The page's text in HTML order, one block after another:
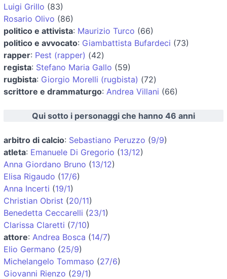
Luigi Grillo (83)
Rosario Olivo (86)
politico e attivista: Maurizio Turco (66)
politico e avvocato: Giambattista Bufardeci (73)
rapper: Pest (rapper) (42)
regista: Stefano Maria Gallo (59)
rugbista: Giorgio Morelli (rugbista) (72)
scrittore e drammaturgo: Andrea Villani (66)
Qui sotto i personaggi che hanno 46 anni
arbitro di calcio: Sebastiano Peruzzo (9/9)
atleta: Emanuele Di Gregorio (13/12)
Anna Giordano Bruno (13/12)
Elisa Rigaudo (17/6)
Anna Incerti (19/1)
Christian Obrist (20/11)
Benedetta Ceccarelli (23/1)
Clarissa Claretti (7/10)
attore: Andrea Bosca (14/7)
Elio Germano (25/9)
Michelangelo Tommaso (27/6)
Giovanni Rienzo (29/1)